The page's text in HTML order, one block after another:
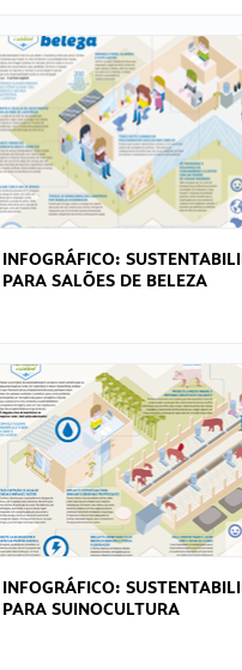
INFOGRÁFICO:
PARA SALÕES DE BELEZA
INFOGRÁFICO:
PARA SUINOCULTURA